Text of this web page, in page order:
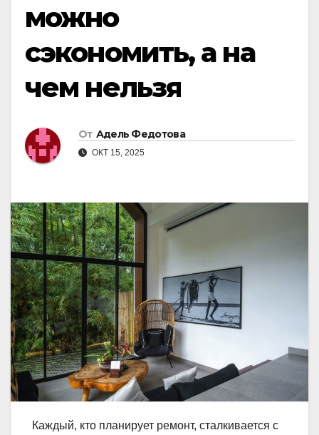
можно
сэкономить, а на
чем нельзя
От Адель Федотова
ОКТ 15, 2025
Каждый, кто планирует ремонт, сталкивается с